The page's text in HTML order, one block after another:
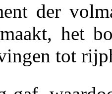
der
het
tot